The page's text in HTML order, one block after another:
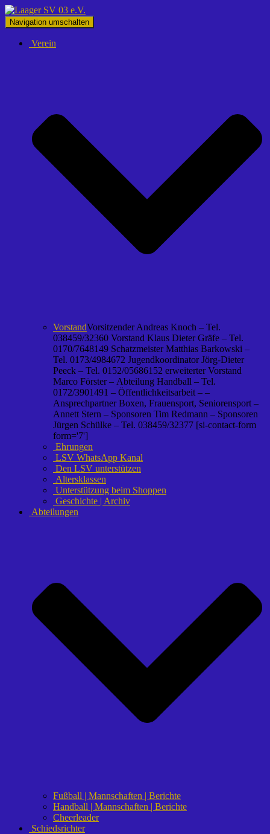
Navigation umschalten
Verein
VorstandVorsitzender Andreas Knoch – Tel.
038459/32360 Vorstand Klaus Dieter Gräfe – Tel.
0170/7648149 Schatzmeister Matthias Barkowski –
Tel. 0173/4984672 Jugendkoordinator Jörg-Dieter
Peeck – Tel. 0152/05686152 erweiterter Vorstand
Marco Förster – Abteilung Handball – Tel.
0172/3901491 – Öffentlichkeitsarbeit – –
Ansprechpartner Boxen, Frauensport, Seniorensport –
Annett Stern – Sponsoren Tim Redmann – Sponsoren
Jürgen Schülke – Tel. 038459/32377 [si-contact-form
form='7']
Ehrungen
LSV WhatsApp Kanal
Den LSV unterstützen
Altersklassen
Unterstützung beim Shoppen
Geschichte | Archiv
Abteilungen
Fußball | Mannschaften | Berichte
Handball | Mannschaften | Berichte
Cheerleader
Schiedsrichter